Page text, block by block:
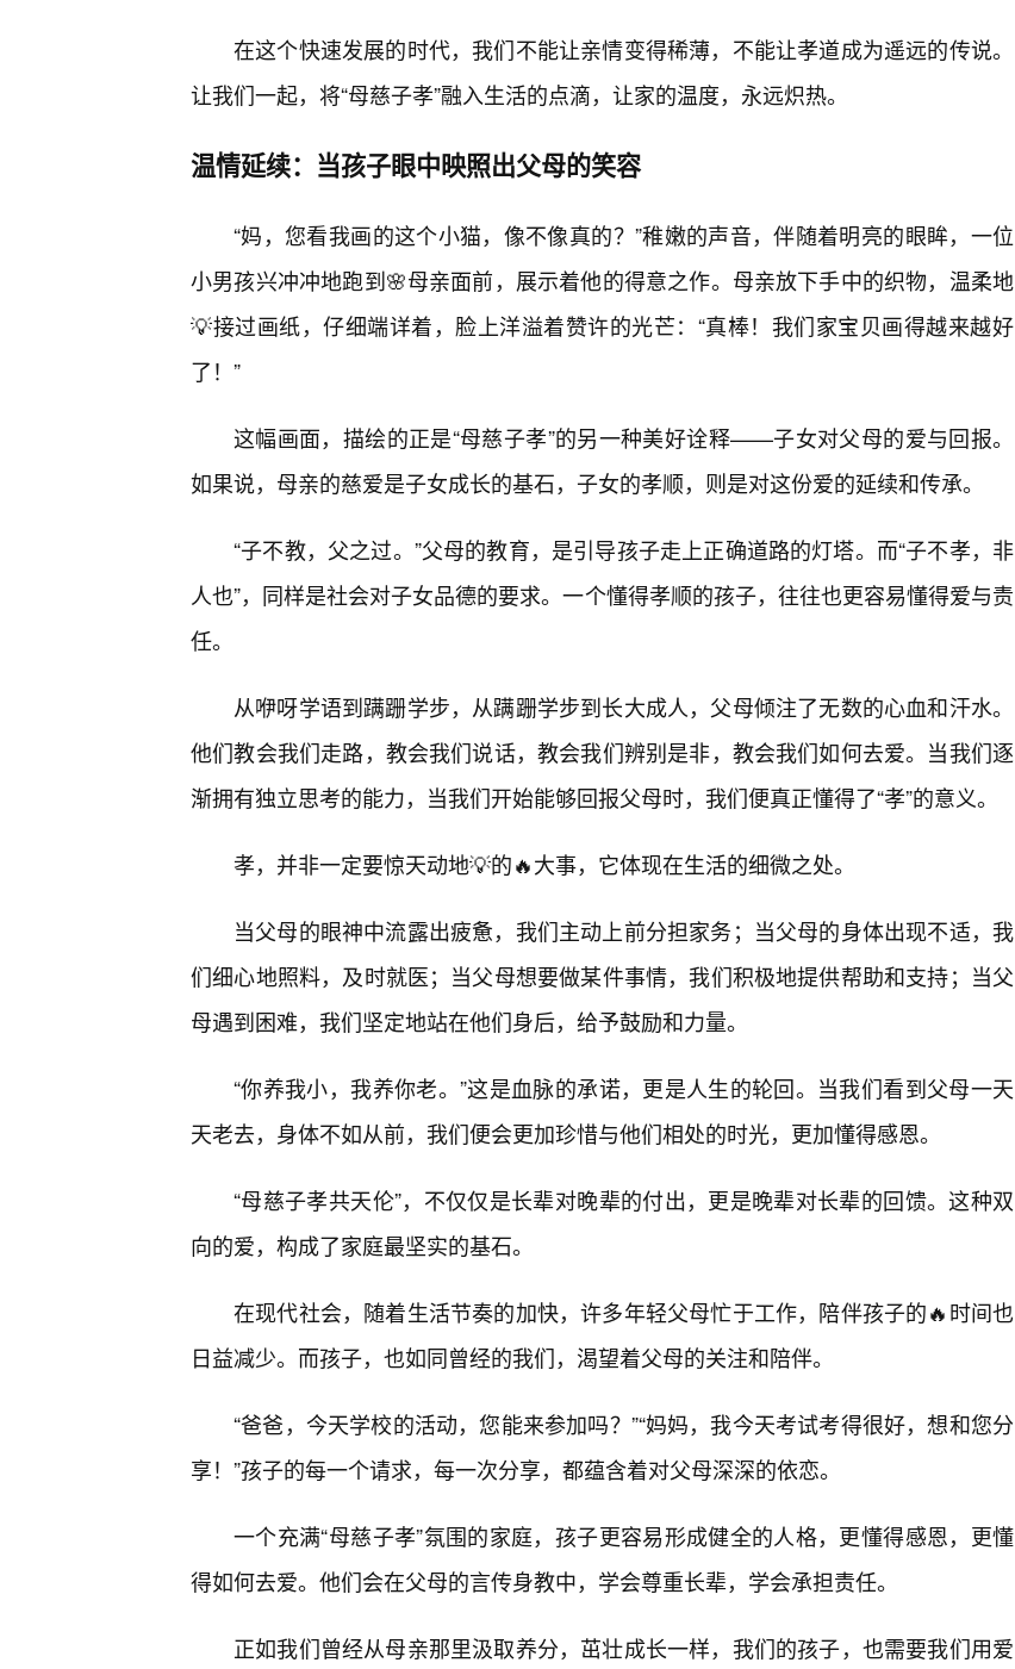
在这个快速发展的时代，我们不能让亲情变得稀薄，不能让孝道成为遥远的传说。
让我们一起，将“母慈子孝”融入生活的点滴，让家的温度，永远炽热。
温情延续：当孩子眼中映照出父母的笑容
“妈，您看我画的这个小猫，像不像真的？”稚嫩的声音，伴随着明亮的眼眸，一位
小男孩兴冲冲地跑到🌸母亲面前，展示着他的得意之作。母亲放下手中的织物，温柔地
💡接过画纸，仔细端详着，脸上洋溢着赞许的光芒：“真棒！我们家宝贝画得越来越好
了！”
这幅画面，描绘的正是“母慈子孝”的另一种美好诠释——子女对父母的爱与回报。
如果说，母亲的慈爱是子女成长的基石，子女的孝顺，则是对这份爱的延续和传承。
“子不教，父之过。”父母的教育，是引导孩子走上正确道路的灯塔。而“子不孝，非
人也”，同样是社会对子女品德的要求。一个懂得孝顺的孩子，往往也更容易懂得爱与责
任。
从咿呀学语到蹒跚学步，从蹒跚学步到长大成人，父母倾注了无数的心血和汗水。
他们教会我们走路，教会我们说话，教会我们辨别是非，教会我们如何去爱。当我们逐
渐拥有独立思考的能力，当我们开始能够回报父母时，我们便真正懂得了“孝”的意义。
孝，并非一定要惊天动地💡的🔥大事，它体现在生活的细微之处。
当父母的眼神中流露出疲惫，我们主动上前分担家务；当父母的身体出现不适，我
们细心地照料，及时就医；当父母想要做某件事情，我们积极地提供帮助和支持；当父
母遇到困难，我们坚定地站在他们身后，给予鼓励和力量。
“你养我小，我养你老。”这是血脉的承诺，更是人生的轮回。当我们看到父母一天
天老去，身体不如从前，我们便会更加珍惜与他们相处的时光，更加懂得感恩。
“母慈子孝共天伦”，不仅仅是长辈对晚辈的付出，更是晚辈对长辈的回馈。这种双
向的爱，构成了家庭最坚实的基石。
在现代社会，随着生活节奏的加快，许多年轻父母忙于工作，陪伴孩子的🔥时间也
日益减少。而孩子，也如同曾经的我们，渴望着父母的关注和陪伴。
“爸爸，今天学校的活动，您能来参加吗？”“妈妈，我今天考试考得很好，想和您分
享！”孩子的每一个请求，每一次分享，都蕴含着对父母深深的依恋。
一个充满“母慈子孝”氛围的家庭，孩子更容易形成健全的人格，更懂得感恩，更懂
得如何去爱。他们会在父母的言传身教中，学会尊重长辈，学会承担责任。
正如我们曾经从母亲那里汲取养分，茁壮成长一样，我们的孩子，也需要我们用爱